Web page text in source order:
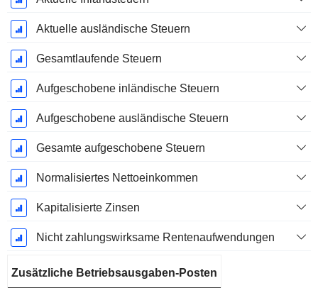
Aktuelle ausländische Steuern
Gesamtlaufende Steuern
Aufgeschobene inländische Steuern
Aufgeschobene ausländische Steuern
Gesamte aufgeschobene Steuern
Normalisiertes Nettoeinkommen
Kapitalisierte Zinsen
Nicht zahlungswirksame Rentenaufwendungen
Zusätzliche Betriebsausgaben-Posten